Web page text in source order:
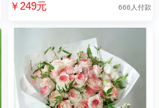
￥249元 666人付款